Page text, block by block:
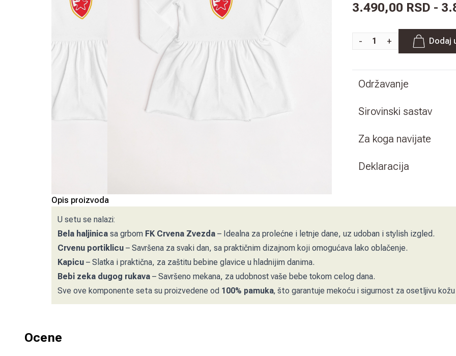
3.490,00 RSD -
- + Dodaj
Održavanje
Sirovinski sastav
Za koga navijate
Deklaracija
Opis proizvoda
U setu se nalazi:
Bela haljinica sa grbom FK Crvena Zvezda– Idealna za prolećne i letnje dane, uz udoban i stylish izgled.
Crvenu portiklicu– Savršena za svaki dan, sa praktičnim dizajnom koji omogućava lako oblačenje.
Kapicu– Slatka i praktična, za zaštitu bebine glavice u hladnijim danima.
Bebi zeka dugog rukava– Savršeno mekana, za udobnost vaše bebe tokom celog dana.
Sve ove komponente seta su proizvedene od 100% pamuka, što garantuje mekoću i sigurnost za osetljivu
Ocene